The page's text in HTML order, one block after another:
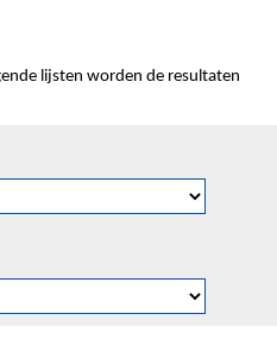
lijsten worden de resultaten